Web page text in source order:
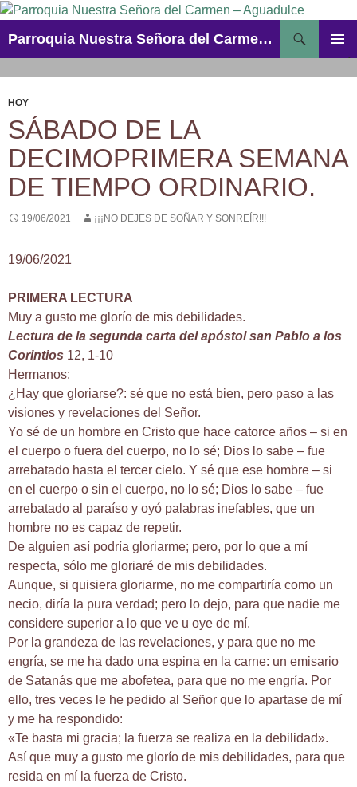
Saltar
contenido
Parroquia Nuestra Señora del Carmen – Aguadulce
HOY
SÁBADO DE LA
DECIMOPRIMERA SEMANA
DE TIEMPO ORDINARIO.
19/06/2021 ¡¡¡NO DEJES DE SOÑAR Y SONREÍR!!!
19/06/2021
PRIMERA LECTURA
Muy a gusto me glorío de mis debilidades.
Lectura de la segunda carta del apóstol san Pablo a los
Corintios 12, 1-10
Hermanos:
¿Hay que gloriarse?: sé que no está bien, pero paso a las
visiones y revelaciones del Señor.
Yo sé de un hombre en Cristo que hace catorce años – si en
el cuerpo o fuera del cuerpo, no lo sé; Dios lo sabe – fue
arrebatado hasta el tercer cielo. Y sé que ese hombre – si
en el cuerpo o sin el cuerpo, no lo sé; Dios lo sabe – fue
arrebatado al paraíso y oyó palabras inefables, que un
hombre no es capaz de repetir.
De alguien así podría gloriarme; pero, por lo que a mí
respecta, sólo me gloriaré de mis debilidades.
Aunque, si quisiera gloriarme, no me compartiría como un
necio, diría la pura verdad; pero lo dejo, para que nadie me
considere superior a lo que ve u oye de mí.
Por la grandeza de las revelaciones, y para que no me
engría, se me ha dado una espina en la carne: un emisario
de Satanás que me abofetea, para que no me engría. Por
ello, tres veces le he pedido al Señor que lo apartase de mí
y me ha respondido:
«Te basta mi gracia; la fuerza se realiza en la debilidad».
Así que muy a gusto me glorío de mis debilidades, para que
resida en mí la fuerza de Cristo.